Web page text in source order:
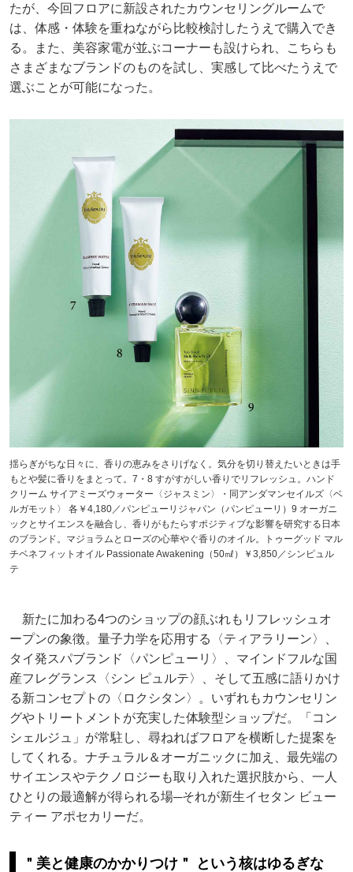
たが、今回フロアに新設されたカウンセリングルームで
は、体感・体験を重ねながら比較検討したうえで購入でき
る。また、美容家電が並ぶコーナーも設けられ、こちらも
さまざまなブランドのものを試し、実感して比べたうえで
選ぶことが可能になった。
揺らぎがちな日々に、香りの恵みをさりげなく。気分を切り替えたいときは手
もとや髪に香りをまとって。7・8 すがすがしい香りでリフレッシュ。ハンド
クリーム サイアミーズウォーター〈ジャスミン〉・同アンダマンセイルズ〈ベ
ルガモット〉 各￥4,180／パンピューリジャパン（パンピューリ）9 オーガニ
ックとサイエンスを融合し、香りがもたらすポジティブな影響を研究する日本
のブランド。マジョラムとローズの心華やぐ香りのオイル。トゥーグッド マル
チベネフィットオイル Passionate Awakening（50㎖）￥3,850／シンピュル
テ
新たに加わる4つのショップの顔ぶれもリフレッシュオ
ープンの象徴。量子力学を応用する〈ティアラリーン〉、
タイ発スパブランド〈パンピューリ〉、マインドフルな国
産フレグランス〈シン ピュルテ〉、そして五感に語りかけ
る新コンセプトの〈ロクシタン〉。いずれもカウンセリン
グやトリートメントが充実した体験型ショップだ。「コン
シェルジュ」が常駐し、尋ねればフロアを横断した提案を
してくれる。ナチュラル＆オーガニックに加え、最先端の
サイエンスやテクノロジーも取り入れた選択肢から、一人
ひとりの最適解が得られる場─それが新生イセタン ビュー
ティー アポセカリーだ。
＂美と健康のかかりつけ＂ という核はゆるぎな